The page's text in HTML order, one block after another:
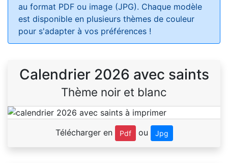
au format PDF ou image (JPG). Chaque modèle
est disponible en plusieurs thèmes de couleur
pour s'adapter à vos préférences !
Calendrier 2026 avec saints
Thème noir et blanc
Télécharger en Pdf ou Jpg